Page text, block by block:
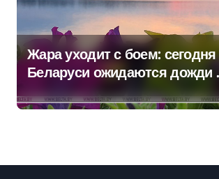
Жара уходит с боем: сегодня
Беларуси ожидаются дожди
грозы